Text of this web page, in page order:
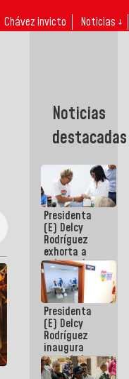
Chávez invicto Noticias ↓
Noticias
destacadas
Presidenta
(E) Delcy
Rodríguez
exhorta a
gobernadores
y alcaldes a
edificar
casas para
abuelos
Presidenta
(E) Delcy
Rodríguez
inaugura
casa de los
Abuelos